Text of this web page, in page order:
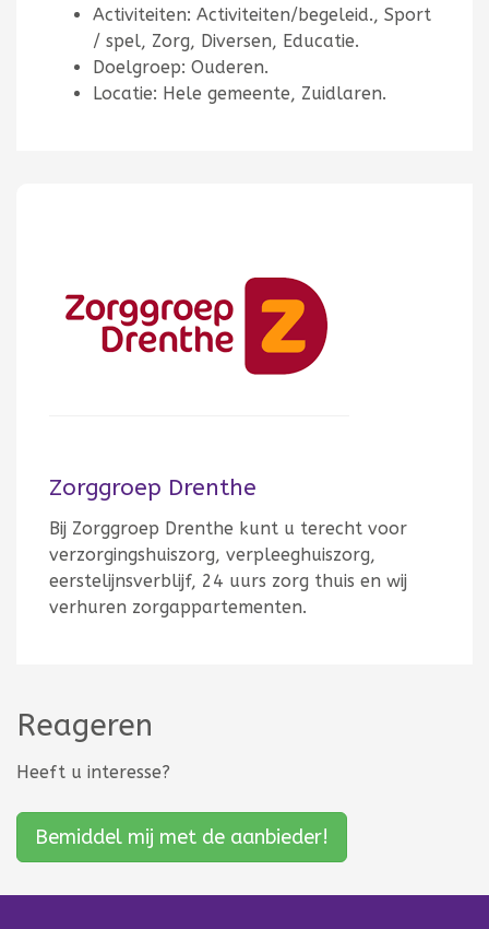
Activiteiten: Activiteiten/begeleid., Sport
/ spel, Zorg, Diversen, Educatie.
Doelgroep: Ouderen.
Locatie: Hele gemeente, Zuidlaren.
Zorggroep Drenthe
Bij Zorggroep Drenthe kunt u terecht voor
verzorgingshuiszorg, verpleeghuiszorg,
eerstelijnsverblijf, 24 uurs zorg thuis en wij
verhuren zorgappartementen.
Reageren
Heeft u interesse?
Bemiddel mij met de aanbieder!